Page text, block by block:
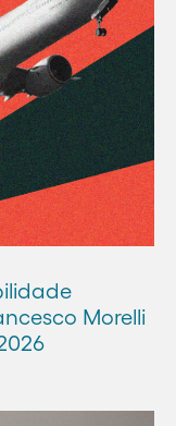
Morelli